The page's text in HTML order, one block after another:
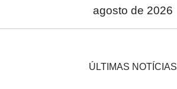
agosto de 2026
ÚLTIMAS NOTÍCIAS